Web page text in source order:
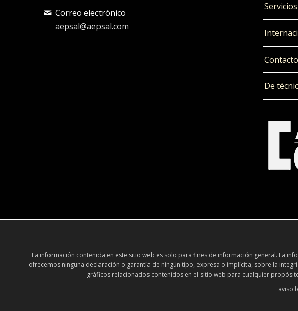
Correo electrónico
aepsal@aepsal.com
Servicios
Contacto
De
La información contenida en este sitio web es solo para fines de información general. La
ofrecemos ninguna declaración o garantía de ningún tipo, expresa o implícita, sobre la
gráficos relacionados contenidos en el sitio web para cualquier
aviso